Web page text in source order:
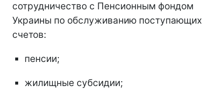
сотрудничество с Пенсионным фондом
Украины по обслуживанию поступающих
счетов:
пенсии;
жилищные субсидии;